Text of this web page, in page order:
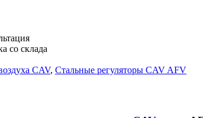
со склада
CAV, Стальные регуляторы CAV AFV